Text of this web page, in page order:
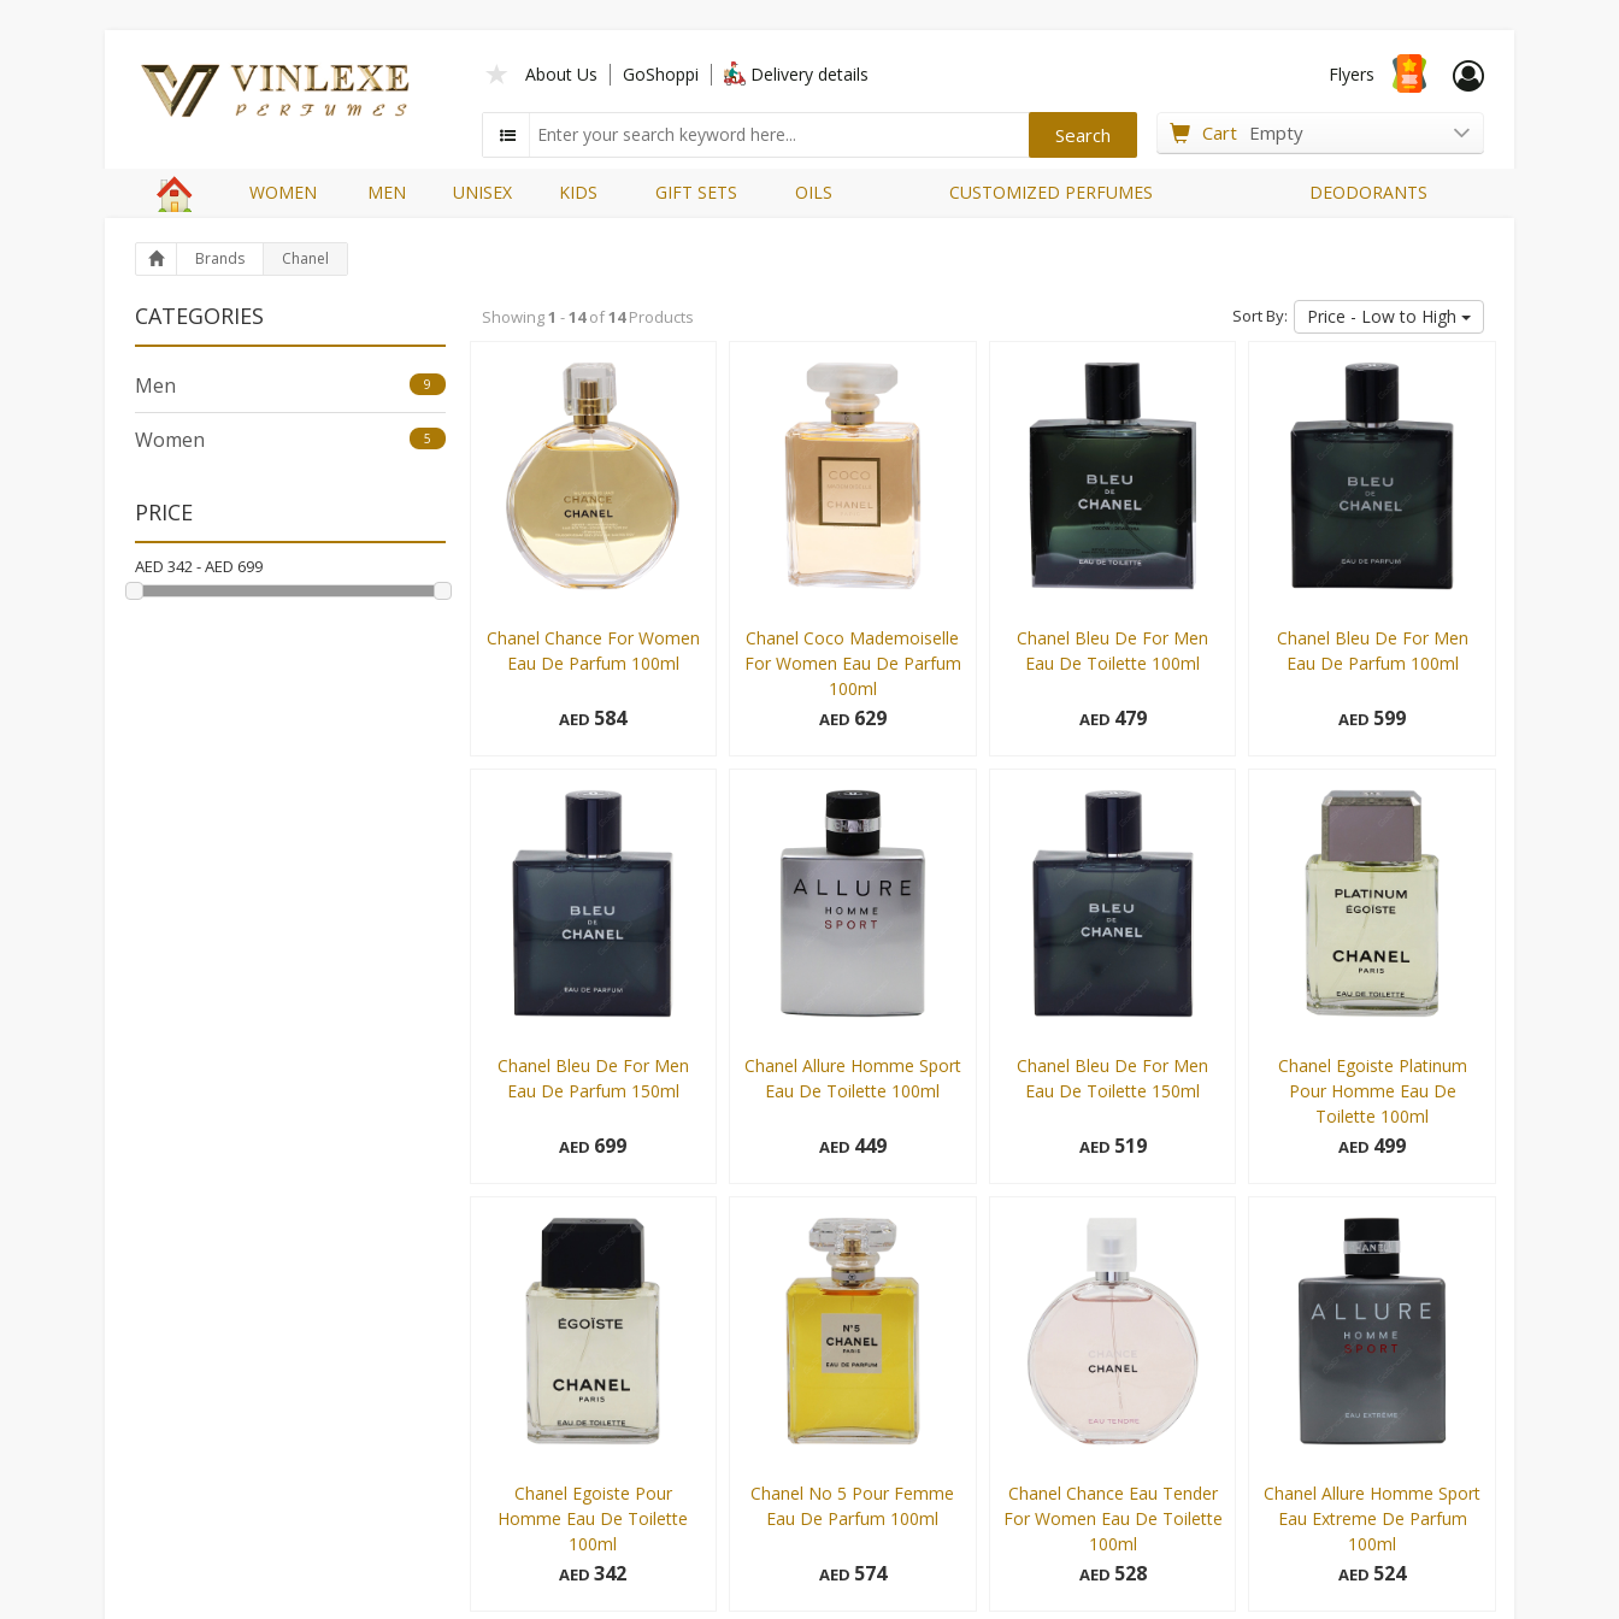
About Us GoShoppi Delivery details Flyers
Cart Empty
WOMEN MEN UNISEX KIDS GIFT SETS OILS CUSTOMIZED PERFUMES DEODORANTS
Brands Chanel
CATEGORIES
Men 9
Women 5
PRICE
AED 342- AED 699
Showing1 -14of14Products Sort By: Price - Low to High
Chanel Chance For Women
Eau De Parfum 100ml
AED 584
Chanel Coco Mademoiselle
For Women Eau De Parfum
100ml
AED 629
Chanel Bleu De For Men
Eau De Toilette 100ml
AED 479
Chanel Bleu De For Men
Eau De Parfum 100ml
AED 599
Chanel Bleu De For Men
Eau De Parfum 150ml
AED 699
Chanel Allure Homme Sport
Eau De Toilette 100ml
AED 449
Chanel Bleu De For Men
Eau De Toilette 150ml
AED 519
Chanel Egoiste Platinum
Pour Homme Eau De
Toilette 100ml
AED 499
Chanel Egoiste Pour
Homme Eau De Toilette
100ml
AED342
Chanel No 5 Pour Femme
Eau De Parfum 100ml
AED 574
Chanel Chance Eau Tender
For Women Eau De Toilette
100ml
AED 528
Chanel Allure Homme Sport
Eau Extreme De Parfum
100ml
AED 524